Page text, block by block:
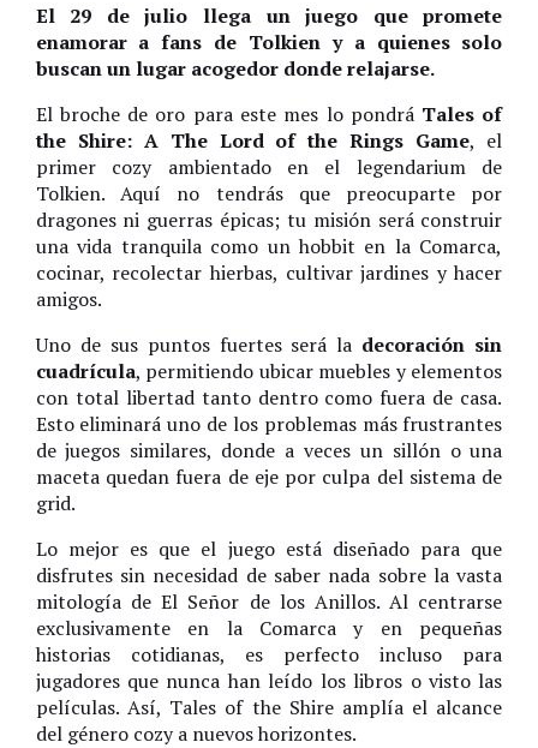
El 29 de julio llega un juego que promete
enamorar a fans de Tolkien y a quienes solo
buscan un lugar acogedor donde relajarse.
El broche de oro para este mes lo pondrá Tales of
the Shire: A The Lord of the Rings Game, el
primer cozy ambientado en el legendarium de
Tolkien. Aquí no tendrás que preocuparte por
dragones ni guerras épicas; tu misión será construir
una vida tranquila como un hobbit en la Comarca,
cocinar, recolectar hierbas, cultivar jardines y hacer
amigos.
Uno de sus puntos fuertes será la decoración sin
cuadrícula, permitiendo ubicar muebles y elementos
con total libertad tanto dentro como fuera de casa.
Esto eliminará uno de los problemas más frustrantes
de juegos similares, donde a veces un sillón o una
maceta quedan fuera de eje por culpa del sistema de
grid.
Lo mejor es que el juego está diseñado para que
disfrutes sin necesidad de saber nada sobre la vasta
mitología de El Señor de los Anillos. Al centrarse
exclusivamente en la Comarca y en pequeñas
historias cotidianas, es perfecto incluso para
jugadores que nunca han leído los libros o visto las
películas. Así, Tales of the Shire amplía el alcance
del género cozy a nuevos horizontes.